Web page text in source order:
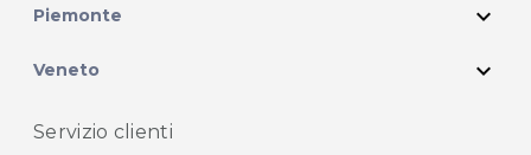
Piemonte expand_more
Veneto expand_more
Servizio clienti